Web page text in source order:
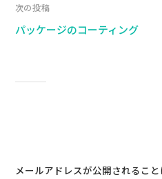
次の投稿
パッケージのコーティング
メールアドレスが公開されること